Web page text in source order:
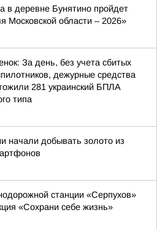
в деревне Бунятино пройдет
Московской области – 2026»
За день, без учета сбитых
дежурные средства
281 украинский БПЛА
типа
начали добывать золото из
станции «Серпухов»
«Сохрани себе жизнь»